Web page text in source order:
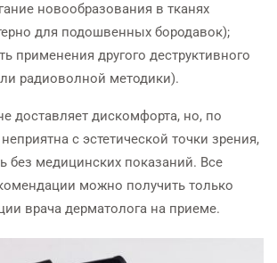
новообразования в тканях
для подошвенных бородавок);
применения другого деструктивного
радиоволной методики).
доставляет дискомфорта, но, по
с эстетической точки зрения,
без медицинских показаний. Все
можно получить только
врача дерматолога на приеме.